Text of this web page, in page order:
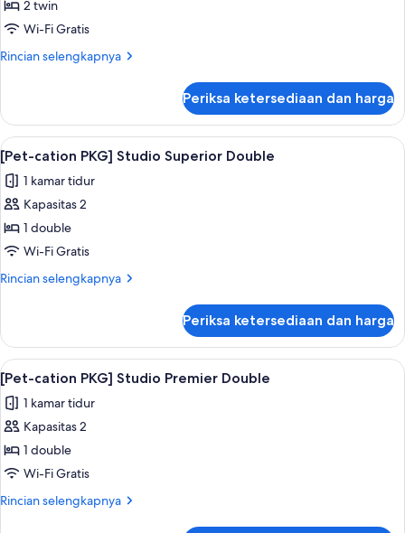
Studio
Premier,
2
2 twin
Wi-Fi Gratis
Rincian selengkapnya
Rincian
Studio
Premier,
2
Single
Beds
Periksa ketersediaan dan harga
Lihat
semua
foto
untuk
[Pet-
cation
PKG]
Double
Selimut bulu angsa, brankas, meja
1
[Pet-cation PKG] Studio Superior Double
1 kamar tidur
Kapasitas 2
1 double
Wi-Fi Gratis
Rincian selengkapnya
Rincian
[Pet-
cation
PKG]
Studio
Superior
Double
Periksa ketersediaan dan harga
Lihat
semua
foto
untuk
[Pet-
cation
PKG]
Selimut bulu angsa, brankas, meja
1
[Pet-cation PKG] Studio Premier Double
1 kamar tidur
Kapasitas 2
1 double
Wi-Fi Gratis
Rincian selengkapnya
Rincian